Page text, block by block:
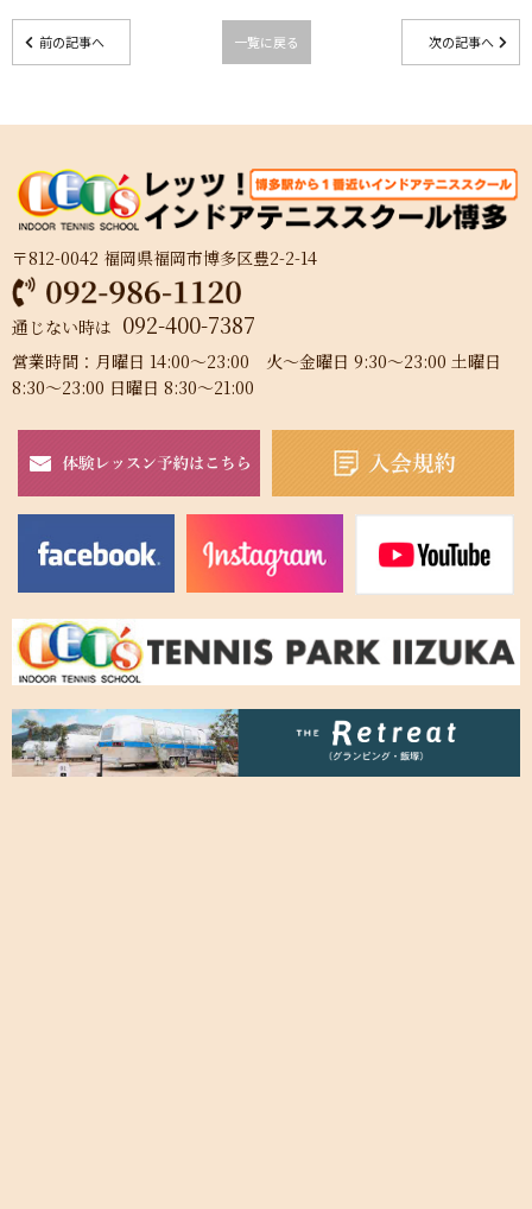
前の記事へ 一覧に戻る 次の記事へ
〒812-0042 福岡県福岡市博多区豊2-2-14
通じない時は 092-400-7387
営業時間：月曜日 14:00～23:00 火～金曜日 9:30～23:00 土曜日
8:30～23:00 日曜日 8:30～21:00